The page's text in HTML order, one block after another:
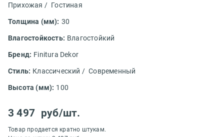
Прихожая / Гостиная
Толщина (мм): 30
Влагостойкость: Влагостойкий
Бренд: Finitura Dekor
Стиль: Классический / Современный
Высота (мм): 100
3 497 руб/шт.
Товар продается кратно штукам.